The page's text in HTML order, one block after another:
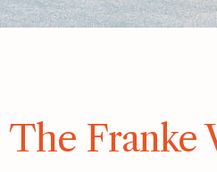
The Franke